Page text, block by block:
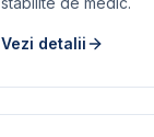
Vezi detalii